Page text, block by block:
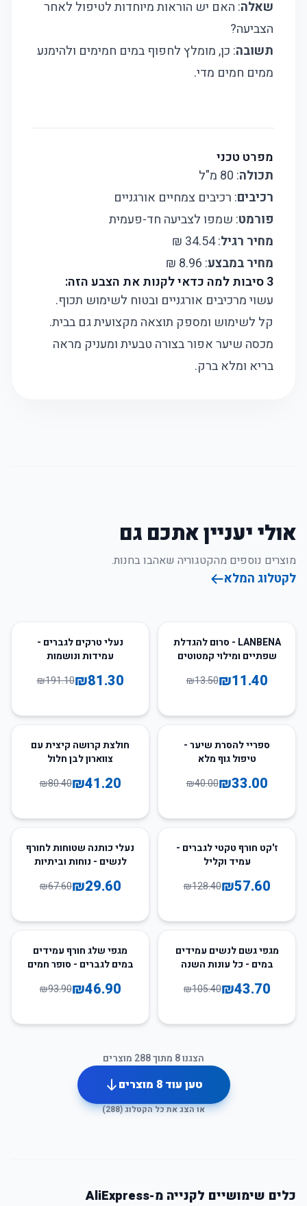
שאלה: האם יש הוראות מיוחדות לטיפול לאחר
הצביעה?
תשובה: כן, מומלץ לחפוף במים חמימים ולהימנע
ממים חמים מדי.
מפרט טכני
תכולה: 80 מ"ל
רכיבים: רכיבים צמחיים אורגניים
פורמט: שמפו לצביעה חד-פעמית
מחיר רגיל: 34.54 ₪
מחיר במבצע: 8.96 ₪
3 סיבות למה כדאי לקנות את הצבע הזה:
עשוי מרכיבים אורגניים ובטוח לשימוש תכוף.
קל לשימוש ומספק תוצאה מקצועית גם בבית.
מכסה שיער אפור בצורה טבעית ומעניק מראה
בריא ומלא ברק.
אולי יעניין אתכם גם
מוצרים נוספים מהקטגוריה שאהבו בחנות.
לקטלוג המלא
16%
LANBENA - סרום להגדלת
שפתיים ומילוי קמטוטים
₪11.40
₪13.50
57נעלי טרקים לגברים -
עמידות ונושמות
₪81.30
₪191.10
18ספריי להסרת שיער -
טיפול גוף מלא
₪33.00
₪40.00
49
חולצת קרושה קיצית עם
צווארון לבן חלול
₪41.20
₪80.40
55
ז'קט חורף טקטי לגברים -
עמיד וקליל
₪57.60
₪128.40
56%נעלי כותנה שטוחות לחורף
לנשים - נוחות וביתיות
₪29.60
₪67.60
59
מגפי גשם לנשים עמידים
במים - כל עונות השנה
₪43.70
₪105.40
50
מגפי שלג חורף עמידים
במים לגברים - סופר חמים
₪46.90
₪93.90
הצגנו8 מתוך288 מוצרים
טען עוד8 מוצרים
או הצג את כל הקטלוג (288
)
כלים שימושיים לקנייה מ-AliExpress